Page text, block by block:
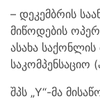
– დეკემბრის საანგარიშო პერიოდზე 1400 ლარის
მიწოდების
ასახა
საკომპენსაციო
შპს „Y“-მა მისაწოდებელ საქონელზე გადახდილი